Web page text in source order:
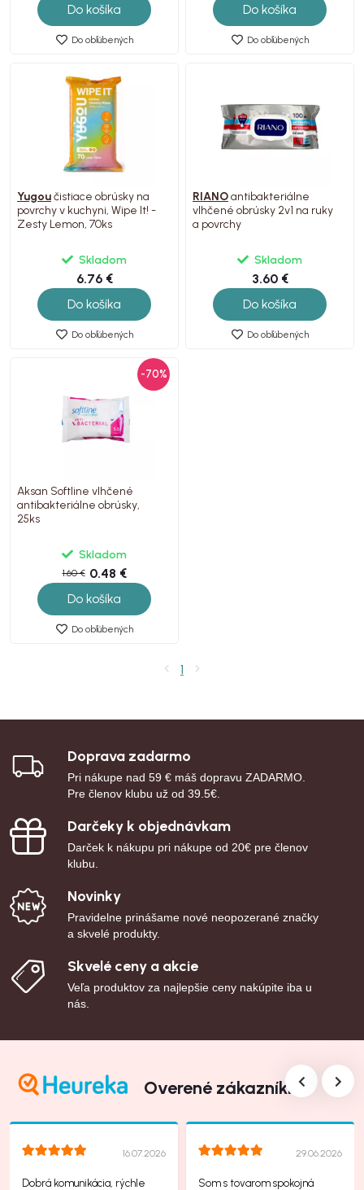
Do košíka
Do obľúbených
Do košíka
Do obľúbených
Yugoučistiace obrúsky na
povrchy v kuchyni, Wipe It! -
Zesty Lemon, 70ks
Skladom
6.76 €
Do košíka
Do obľúbených
RIANOantibakteriálne
vlhčené obrúsky 2v1 na ruky
a povrchy
Skladom
3.60 €
Do košíka
Do obľúbených
-70%
Aksan Softline vlhčené
antibakteriálne obrúsky,
25ks
Skladom
1.60 € 0.48 €
Do košíka
Do obľúbených
1
Doprava zadarmo
Pri nákupe nad 59 € máš dopravu ZADARMO.
Pre členov klubu už od 39.5€.
Darčeky k objednávkam
Darček k nákupu pri nákupe od 20€ pre členov
klubu.
Novinky
Pravidelne prinášame nové neopozerané značky
a skvelé produkty.
Skvelé ceny a akcie
Veľa produktov za najlepšie ceny nakúpite iba u
nás.
Overené zákazníkmi
16.07.2026
Dobrá komunikácia, rýchle
29.06.2026
Som s tovarom spokojná